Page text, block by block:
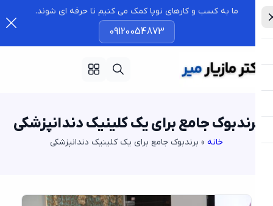
ما به کسب و کارهای نوپا کمک می کنیم تا حرفه ای شوند.
09120054873
جامع برای یک کلینیک دندانپزشکی
»برندبوک جامع برای یک کلینیک دندانپزشکی